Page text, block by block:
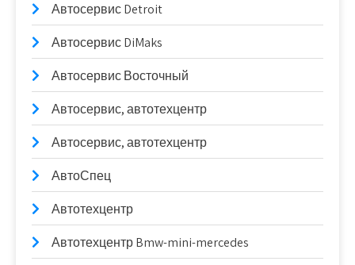
Автосервис Detroit
Автосервис DiMaks
Автосервис Восточный
Автосервис, автотехцентр
Автосервис, автотехцентр
АвтоСпец
Автотехцентр
Автотехцентр Bmw-mini-mercedes